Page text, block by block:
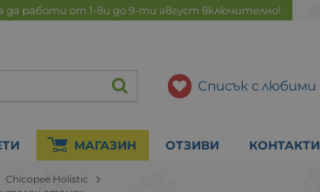
работи от 1-ви до 9-ти август включително!
Списък с любими
МАГАЗИН ОТЗИВИ КОНТАКТИ
Chicopee Holistic